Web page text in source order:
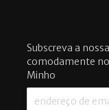
Subscreva a
comodamente
Minho